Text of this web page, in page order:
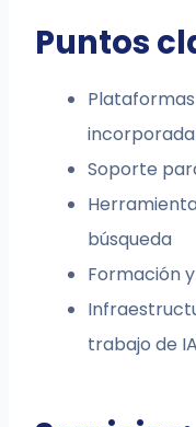
Puntos
incorporada
Soporte
búsqueda
Formación
trabajo de IA